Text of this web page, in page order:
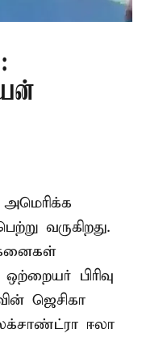
வருகிறது.
பிரிவு
ஜெசிகா
ஈலா